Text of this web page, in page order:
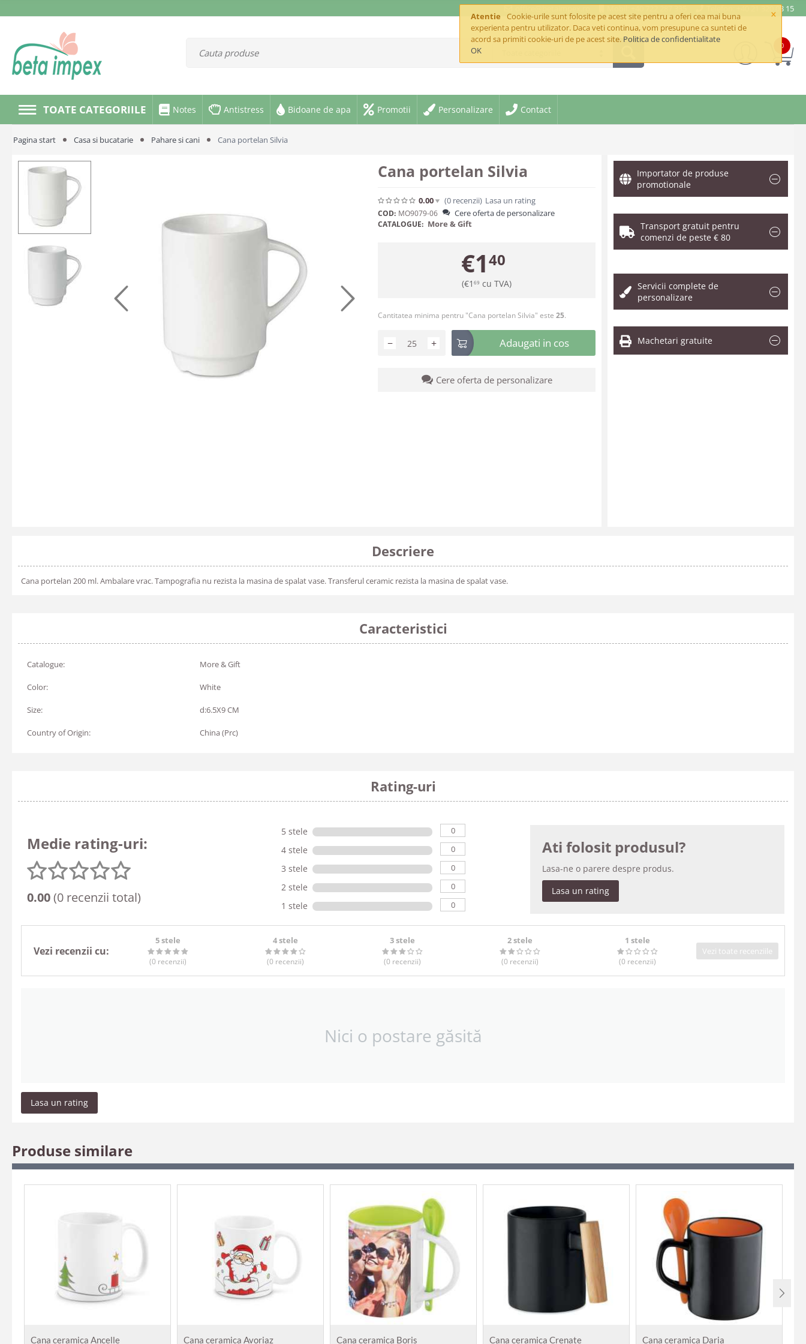
×
Atentie
Cookie-urile sunt folosite pe acest site pentru a oferi cea mai buna
experienta pentru utilizator. Daca veti continua, vom presupune ca sunteti de
acord sa primiti cookie-uri de pe acest site. Politica de confidentialitate
OK
office@betaimpex.ro Mobil: +40 722 287 335 Telefon: +40 21 320 03 15
0
TOATE CATEGORIILE Notes Antistress Bidoane de apa Promotii Personalizare Contact
Pagina start Casa si bucatarie Pahare si cani Cana portelan Silvia
Cana portelan Silvia
0.00 (0 recenzii) Lasa un rating
COD: MO9079-06 Cere oferta de personalizare
CATALOGUE: More & Gift
€140
(€1 69 cu TVA)
Cantitatea minima pentru "Cana portelan Silvia" este 25.
+
− Adaugati in cos
Cere oferta de personalizare
Importator de produse
promotionale
Transport gratuit pentru
comenzi de peste € 80
Servicii complete de
personalizare
Machetari gratuite
Descriere
Cana portelan 200 ml. Ambalare vrac. Tampografia nu rezista la masina de spalat vase. Transferul ceramic rezista la masina de spalat vase.
Caracteristici
Catalogue: More & Gift
Color: White
Size: d:6.5X9 CM
Country of Origin: China (Prc)
Rating-uri
Medie rating-uri:
0.00(0 recenzii total)
5 stele 0
4 stele 0
3 stele 0
2 stele 0
1 stele 0
Ati folosit produsul?
Lasa-ne o parere despre produs.
Lasa un rating
Vezi recenzii cu:
5 stele
(0 recenzii)
4 stele
(0 recenzii)
3 stele
(0 recenzii)
2 stele
(0 recenzii)
1 stele
(0 recenzii)
Vezi toate recenziile
Nici o postare găsită
Lasa un rating
Produse similare
Cana ceramica Ancelle Cana ceramica Avoriaz Cana ceramica Boris Cana ceramica Crenate Cana ceramica Daria